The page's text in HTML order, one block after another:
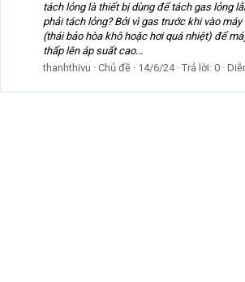
tách lỏng là thiết bị dùng để tách gas lỏng
phải tách lỏng? Bởi vì gas trước khi vào
(thái bảo hòa khô hoặc hơi quá nhiệt) để
thấp lên áp suất cao...
thanhthivu
Chủ đề 14/6/24 Trả lời: 0